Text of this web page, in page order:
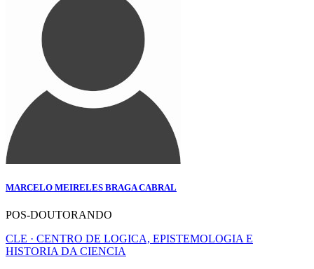
MARCELO MEIRELES BRAGA CABRAL
POS-DOUTORANDO
CLE · CENTRO DE LOGICA, EPISTEMOLOGIA E
HISTORIA DA CIENCIA